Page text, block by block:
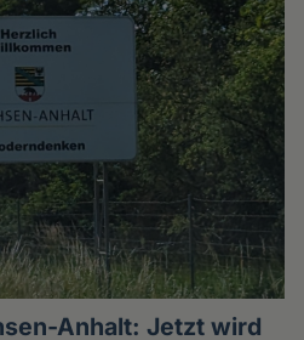
Anhalt: Jetzt wird